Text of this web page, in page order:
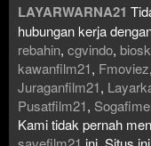
LAYARWARNA21
hubungan kerja
rebahin, cgvindo,
kawanfilm21, Fmoviez,
Juraganfilm21,
Pusatfilm21, Sogafime
Kami tidak pernah